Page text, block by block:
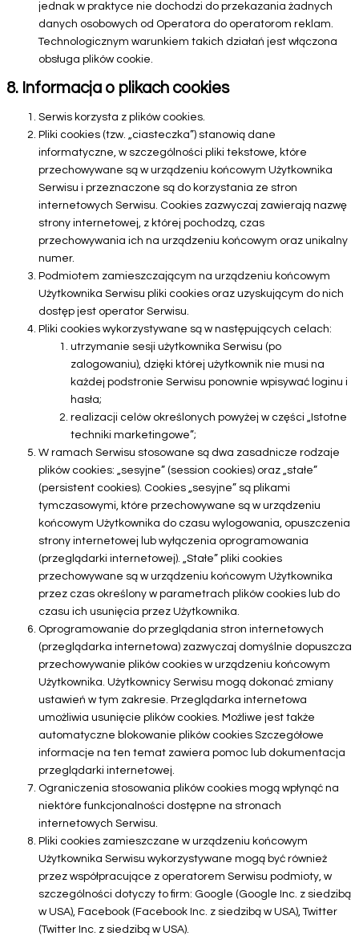
jednak w praktyce nie dochodzi do przekazania żadnych
danych osobowych od Operatora do operatorom reklam.
Technologicznym warunkiem takich działań jest włączona
obsługa plików cookie.
8. Informacja o plikach cookies
Serwis korzysta z plików cookies.
Pliki cookies (tzw. „ciasteczka”) stanowią dane
informatyczne, w szczególności pliki tekstowe, które
przechowywane są w urządzeniu końcowym Użytkownika
Serwisu i przeznaczone są do korzystania ze stron
internetowych Serwisu. Cookies zazwyczaj zawierają nazwę
strony internetowej, z której pochodzą, czas
przechowywania ich na urządzeniu końcowym oraz unikalny
numer.
Podmiotem zamieszczającym na urządzeniu końcowym
Użytkownika Serwisu pliki cookies oraz uzyskującym do nich
dostęp jest operator Serwisu.
Pliki cookies wykorzystywane są w następujących celach:
utrzymanie sesji użytkownika Serwisu (po
zalogowaniu), dzięki której użytkownik nie musi na
każdej podstronie Serwisu ponownie wpisywać loginu i
hasła;
realizacji celów określonych powyżej w części „Istotne
techniki marketingowe”;
W ramach Serwisu stosowane są dwa zasadnicze rodzaje
plików cookies: „sesyjne” (session cookies) oraz „stałe”
(persistent cookies). Cookies „sesyjne” są plikami
tymczasowymi, które przechowywane są w urządzeniu
końcowym Użytkownika do czasu wylogowania, opuszczenia
strony internetowej lub wyłączenia oprogramowania
(przeglądarki internetowej). „Stałe” pliki cookies
przechowywane są w urządzeniu końcowym Użytkownika
przez czas określony w parametrach plików cookies lub do
czasu ich usunięcia przez Użytkownika.
Oprogramowanie do przeglądania stron internetowych
(przeglądarka internetowa) zazwyczaj domyślnie dopuszcza
przechowywanie plików cookies w urządzeniu końcowym
Użytkownika. Użytkownicy Serwisu mogą dokonać zmiany
ustawień w tym zakresie. Przeglądarka internetowa
umożliwia usunięcie plików cookies. Możliwe jest także
automatyczne blokowanie plików cookies Szczegółowe
informacje na ten temat zawiera pomoc lub dokumentacja
przeglądarki internetowej.
Ograniczenia stosowania plików cookies mogą wpłynąć na
niektóre funkcjonalności dostępne na stronach
internetowych Serwisu.
Pliki cookies zamieszczane w urządzeniu końcowym
Użytkownika Serwisu wykorzystywane mogą być również
przez współpracujące z operatorem Serwisu podmioty, w
szczególności dotyczy to firm: Google (Google Inc. z siedzibą
w USA), Facebook (Facebook Inc. z siedzibą w USA), Twitter
(Twitter Inc. z siedzibą w USA).